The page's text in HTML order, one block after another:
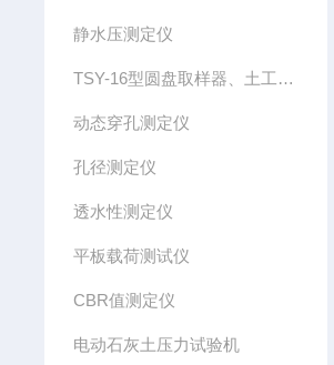
静水压测定仪
TSY-16型圆盘取样器、土工布圆盘取样器
动态穿孔测定仪
孔径测定仪
透水性测定仪
平板载荷测试仪
CBR值测定仪
电动石灰土压力试验机